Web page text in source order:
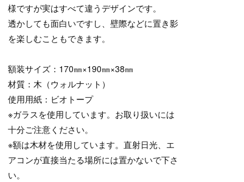
様ですが実はすべて違うデザインです。
透かしても面白いですし、壁際などに置き影
を楽しむこともできます。
額装サイズ：170㎜×190㎜×38㎜
材質：木（ウォルナット）
使用用紙：ビオトープ
※ガラスを使用しています。お取り扱いには
十分ご注意ください。
※額は木材を使用しています。直射日光、エ
アコンが直接当たる場所には置かないで下さ
い。